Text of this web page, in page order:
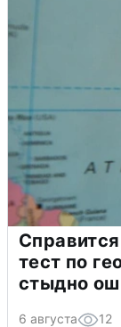
тест по
стыдно
6 августа 12